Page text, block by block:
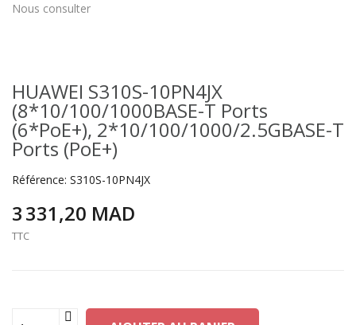
Nous consulter
HUAWEI S310S-10PN4JX
(8*10/100/1000BASE-T Ports
(6*PoE+), 2*10/100/1000/2.5GBASE-T
Ports (PoE+)
Référence: S310S-10PN4JX
3 331,20 MAD
TTC